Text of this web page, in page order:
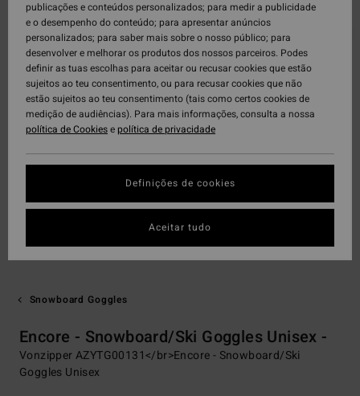
Snowboard Goggles
Encore - Snowboard/Ski Goggles Unisex -
Vonzipper AZYTG00131</br>Encore - Snowboard/Ski
Goggles Unisex
publicações e conteúdos personalizados; para medir a publicidade
e o desempenho do conteúdo; para apresentar anúncios
personalizados; para saber mais sobre o nosso público; para
desenvolver e melhorar os produtos dos nossos parceiros. Podes
definir as tuas escolhas para aceitar ou recusar cookies que estão
sujeitos ao teu consentimento, ou para recusar cookies que não
estão sujeitos ao teu consentimento (tais como certos cookies de
medição de audiências). Para mais informações, consulta a nossa
política de Cookiesepolítica de privacidade
Definições de cookies
Aceitar tudo